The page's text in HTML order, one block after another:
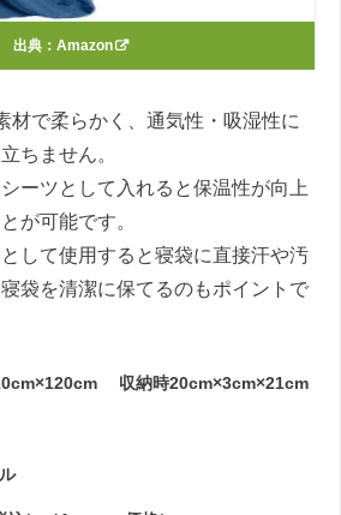
出典： Amazon
材で柔らかく、通気性・吸湿性に
ちません。
ーツとして入れると保温性が向上
が可能です。
して使用すると寝袋に直接汗や汚
袋を清潔に保てるのもポイントで
収納時20cm×3cm×21cm